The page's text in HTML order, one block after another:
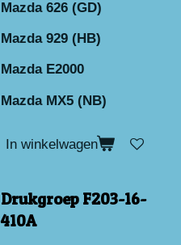
Mazda 626 (GD)
Mazda 929 (HB)
Mazda E2000
Mazda MX5 (NB)
In winkelwagen
Drukgroep F203-16-
410A